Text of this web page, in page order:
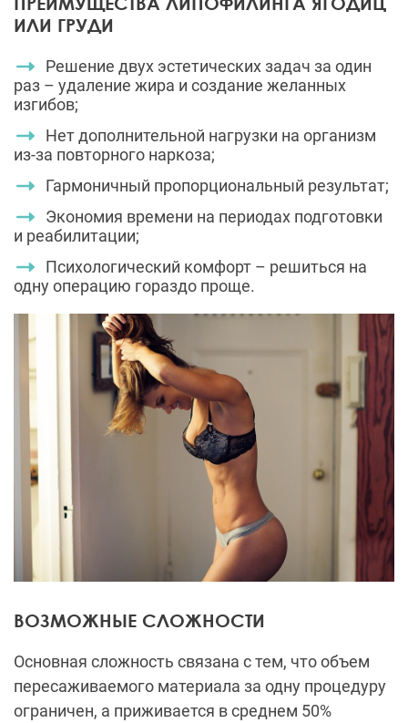
ИЛИ ГРУДИ
Решение двух эстетических задач за один
раз – удаление жира и создание желанных
изгибов;
Нет дополнительной нагрузки на организм
из-за повторного наркоза;
Гармоничный пропорциональный результат;
Экономия времени на периодах подготовки
и реабилитации;
Психологический комфорт – решиться на
одну операцию гораздо проще.
ВОЗМОЖНЫЕ СЛОЖНОСТИ
Основная сложность связана с тем, что объем
пересаживаемого материала за одну процедуру
ограничен, а приживается в среднем 50%